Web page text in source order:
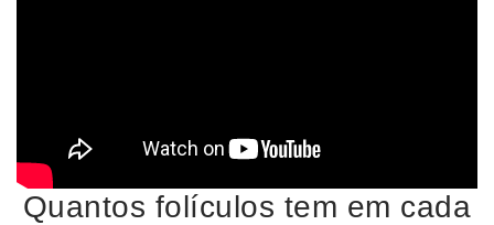
Quantos folículos tem em cada